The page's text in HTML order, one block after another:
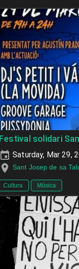
Saturday, Mar 29,
Sant Josep de sa
Cultura Música